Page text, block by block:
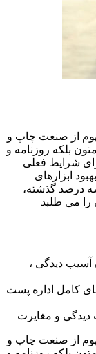
از صنعت چاپ و
بلکه روزنامه و
شرایط فعلی
ابزارهای
درصد گذشته،
را می طلبد
دیدگی ،
کامل اداره پست
و مغایرت
از صنعت چاپ و